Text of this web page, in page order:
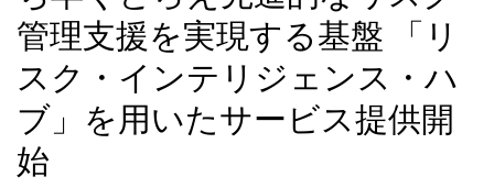
管理支援を実現する基盤 「リ
スク・インテリジェンス・ハ
ブ」を用いたサービス提供開
始